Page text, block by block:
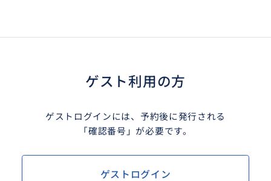
ゲスト利用の方
ゲストログインには、予約後に発行される
「確認番号」が必要です。
ゲストログイン